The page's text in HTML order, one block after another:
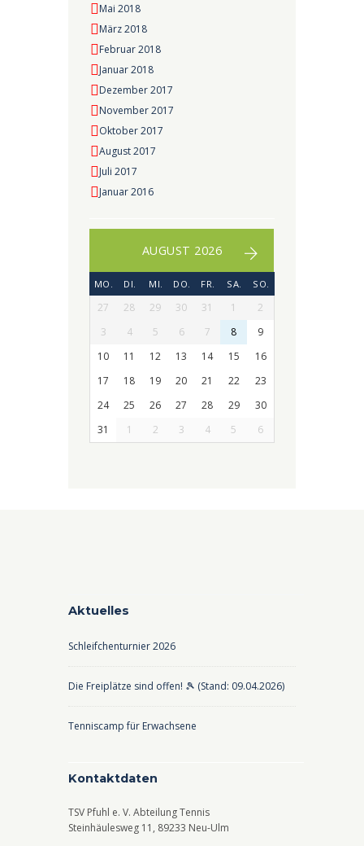
Mai 2018
März 2018
Februar 2018
Januar 2018
Dezember 2017
November 2017
Oktober 2017
August 2017
Juli 2017
Januar 2016
AUGUST 2026
MO. DI. MI. DO. FR. SA. SO.
27 28 29 30 31 1
2
3
4 5 6 7 8
9
10
11 12 13 14 15
16
17
18 19 20 21 22
23
24
25 26 27 28 29
30
31
1 2 3 4 5 6
Aktuelles
Schleifchenturnier 2026
Die Freiplätze sind offen! 🎾 (Stand: 09.04.2026)
Tenniscamp für Erwachsene
Kontaktdaten
TSV Pfuhl e. V. Abteilung Tennis
Steinhäulesweg 11, 89233 Neu-Ulm